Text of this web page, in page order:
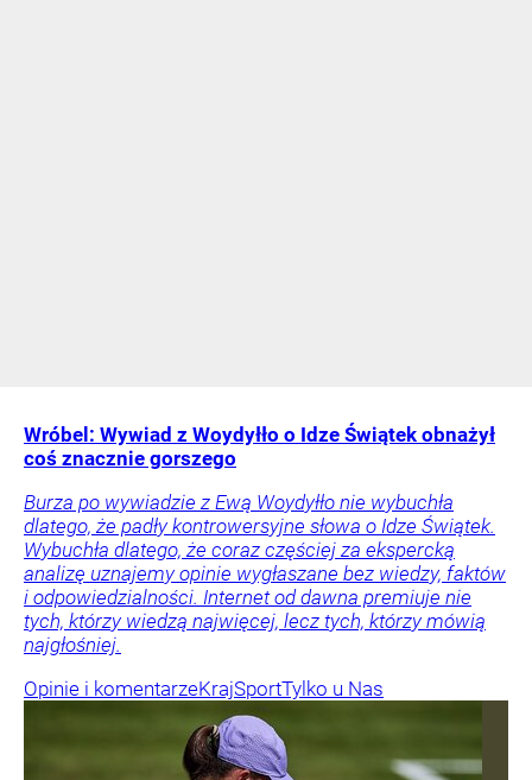
Wróbel: Wywiad z Woydyłło o Idze Świątek obnażył
coś znacznie gorszego
Burza po wywiadzie z Ewą Woydyłło nie wybuchła
dlatego, że padły kontrowersyjne słowa o Idze Świątek.
Wybuchła dlatego, że coraz częściej za ekspercką
analizę uznajemy opinie wygłaszane bez wiedzy, faktów
i odpowiedzialności. Internet od dawna premiuje nie
tych, którzy wiedzą najwięcej, lecz tych, którzy mówią
najgłośniej.
Opinie i komentarzeKrajSportTylko u Nas